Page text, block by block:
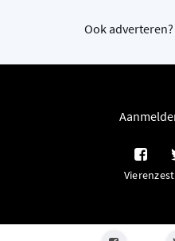
Ook adverteren?